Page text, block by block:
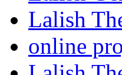
Lalish
online